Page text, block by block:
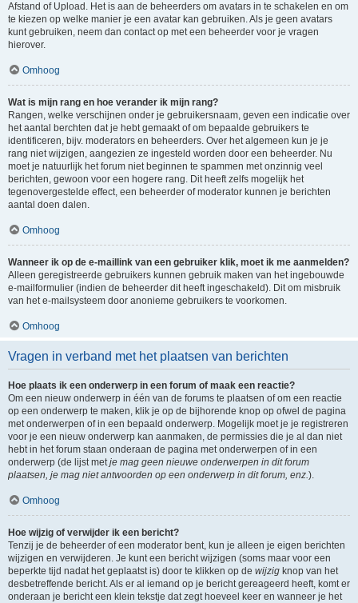
Afstand of Upload. Het is aan de beheerders om avatars in te schakelen en om
te kiezen op welke manier je een avatar kan gebruiken. Als je geen avatars
kunt gebruiken, neem dan contact op met een beheerder voor je vragen
hierover.
Omhoog
Wat is mijn rang en hoe verander ik mijn rang?
Rangen, welke verschijnen onder je gebruikersnaam, geven een indicatie over
het aantal berchten dat je hebt gemaakt of om bepaalde gebruikers te
identificeren, bijv. moderators en beheerders. Over het algemeen kun je je
rang niet wijzigen, aangezien ze ingesteld worden door een beheerder. Nu
moet je natuurlijk het forum niet beginnen te spammen met onzinnig veel
berichten, gewoon voor een hogere rang. Dit heeft zelfs mogelijk het
tegenovergestelde effect, een beheerder of moderator kunnen je berichten
aantal doen dalen.
Omhoog
Wanneer ik op de e-maillink van een gebruiker klik, moet ik me aanmelden?
Alleen geregistreerde gebruikers kunnen gebruik maken van het ingebouwde
e-mailformulier (indien de beheerder dit heeft ingeschakeld). Dit om misbruik
van het e-mailsysteem door anonieme gebruikers te voorkomen.
Omhoog
Vragen in verband met het plaatsen van berichten
Hoe plaats ik een onderwerp in een forum of maak een reactie?
Om een nieuw onderwerp in één van de forums te plaatsen of om een reactie
op een onderwerp te maken, klik je op de bijhorende knop op ofwel de pagina
met onderwerpen of in een bepaald onderwerp. Mogelijk moet je je registreren
voor je een nieuw onderwerp kan aanmaken, de permissies die je al dan niet
hebt in het forum staan onderaan de pagina met onderwerpen of in een
onderwerp (de lijst metje mag geen nieuwe onderwerpen in dit forum
plaatsen, je mag niet antwoorden op een onderwerp in dit forum, enz.).
Omhoog
Hoe wijzig of verwijder ik een bericht?
Tenzij je de beheerder of een moderator bent, kun je alleen je eigen berichten
wijzigen en verwijderen. Je kunt een bericht wijzigen (soms maar voor een
beperkte tijd nadat het geplaatst is) door te klikken op de wijzig knop van het
desbetreffende bericht. Als er al iemand op je bericht gereageerd heeft, komt er
onderaan je bericht een klein tekstje dat zegt hoeveel keer en wanneer je het